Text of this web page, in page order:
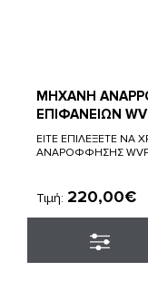
ΜΗΧΑΝΗ
ΕΠΙΦΑΝΕΙΩΝ
ΕΙΤΕ ΕΠΙΛΕΞΕΤΕ
ΑΝΑΡΟΦΦΗΣΗΣ WVP
Τιμή: 220,00€